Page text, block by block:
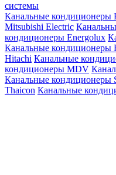
системы
Канальные кондиционеры
Mitsubishi Electric
кондиционеры Energolux
Канальные кондиционеры
Hitachi Канальные
кондиционеры MDV
Канальные кондиционеры
Thaicon Канальные